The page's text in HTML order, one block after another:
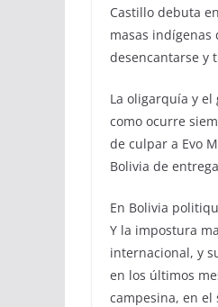
Castillo debuta
masas
desencantarse y
La oligarquía y
como ocurre
de culpar a Evo
Bolivia de
En Bolivia
Y la impostura
internacional, y
en los últimos
campesina, en